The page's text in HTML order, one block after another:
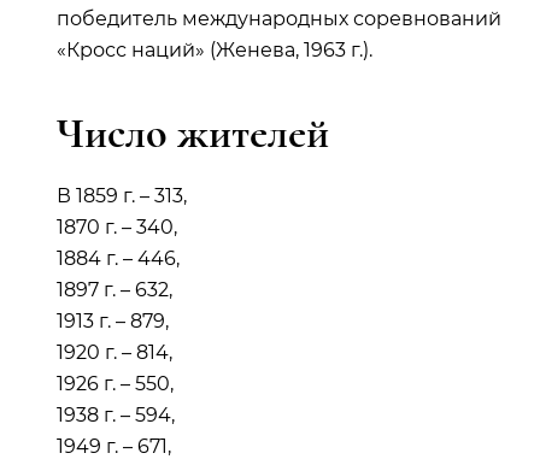
победитель международных соревнований
«Кросс наций» (Женева, 1963 г.).
Число жителей
В 1859 г. – 313,
1870 г. – 340,
1884 г. – 446,
1897 г. – 632,
1913 г. – 879,
1920 г. – 814,
1926 г. – 550,
1938 г. – 594,
1949 г. – 671,